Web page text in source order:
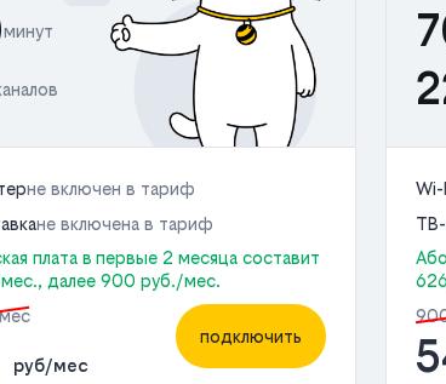
минут
не включен в тариф
не включена в тариф
плата в первые 2 месяца составит
далее 900 руб./мес.
руб/мес
подключить
Wi-
ТВ-